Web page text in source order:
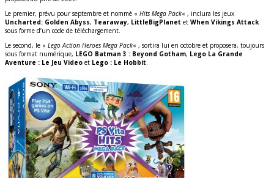
Le premier, prévu pour septembre et nommé « Hits Mega Pack« , inclura les jeux
Uncharted: Golden Abyss, Tearaway, LittleBigPlanet et When Vikings Attack
sous forme d’un code de téléchargement.
Le second, le « Lego Action Heroes Mega Pack« , sortira lui en octobre et proposera, toujours
sous format numérique, LEGO Batman 3 : Beyond Gotham, Lego La Grande
Aventure : Le Jeu Video et Lego : Le Hobbit.